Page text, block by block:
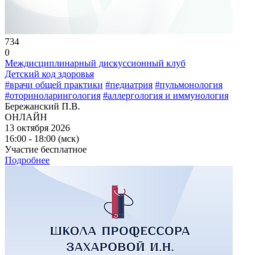
734
0
Междисциплинарный дискуссионный клуб
Детский код здоровья
#врачи общей практики #педиатрия #пульмонология
#оториноларингология #аллергология и иммунология
Бережанский П.В.
ОНЛАЙН
13 октября 2026
16:00 - 18:00 (мск)
Участие бесплатное
Подробнее